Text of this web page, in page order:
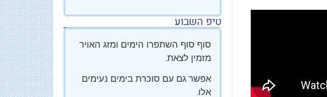
f
טיפ השבוע
סוף סוף השתפרו הימים ומזג האויר
מזמין לצאת.
אפשר גם עם סוכרת בימים נעימים
אלו.